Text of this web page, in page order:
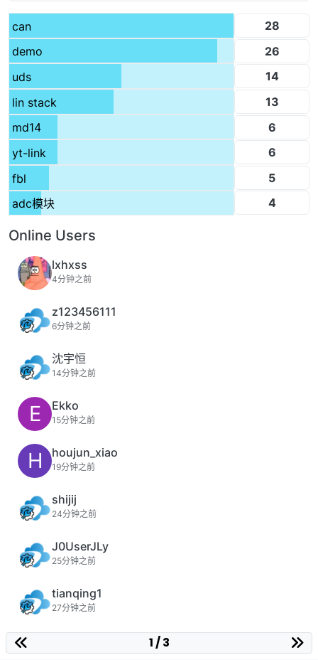
can
28
demo
26
uds
14
lin stack
13
md14
6
yt-link
6
fbl
5
adc模块
4
Online Users
lxhxss
4分钟之前
z123456111
6分钟之前
沈宇恒
14分钟之前
E Ekko
15分钟之前
H houjun_xiao
19分钟之前
shijij
24分钟之前
J0UserJLy
25分钟之前
tianqing1
27分钟之前
1 / 3